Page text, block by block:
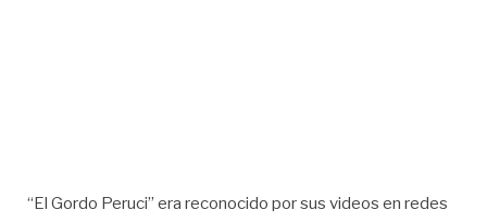
“El Gordo Peruci” era reconocido por sus videos en redes